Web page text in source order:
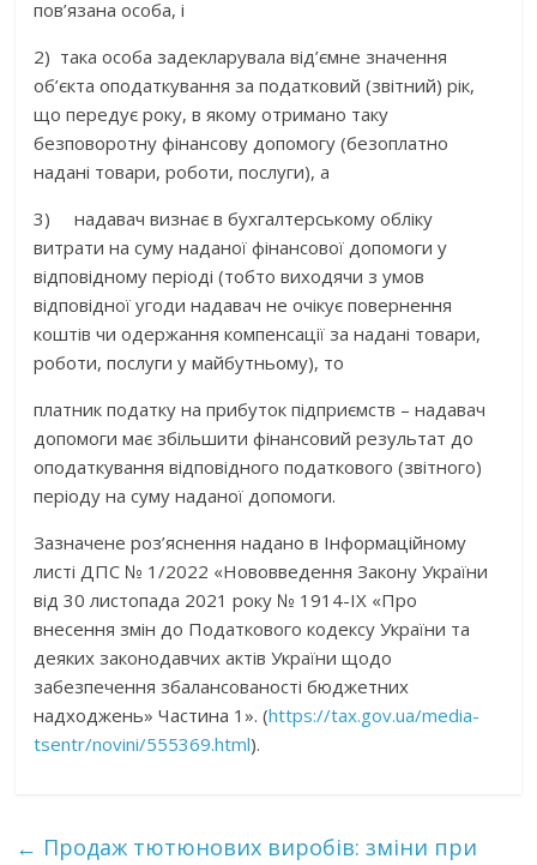
пов’язана особа, і
2) така особа задекларувала від’ємне значення
об’єкта оподаткування за податковий (звітний) рік,
що передує року, в якому отримано таку
безповоротну фінансову допомогу (безоплатно
надані товари, роботи, послуги), а
3) надавач визнає в бухгалтерському обліку
витрати на суму наданої фінансової допомоги у
відповідному періоді (тобто виходячи з умов
відповідної угоди надавач не очікує повернення
коштів чи одержання компенсації за надані товари,
роботи, послуги у майбутньому), то
платник податку на прибуток підприємств – надавач
допомоги має збільшити фінансовий результат до
оподаткування відповідного податкового (звітного)
періоду на суму наданої допомоги.
Зазначене роз’яснення надано в Інформаційному
листі ДПС № 1/2022 «Нововведення Закону України
від 30 листопада 2021 року № 1914-ІХ «Про
внесення змін до Податкового кодексу України та
деяких законодавчих актів України щодо
забезпечення збалансованості бюджетних
надходжень» Частина 1». (https://tax.gov.ua/media-
tsentr/novini/555369.html).
← Продаж тютюнових виробів: зміни при